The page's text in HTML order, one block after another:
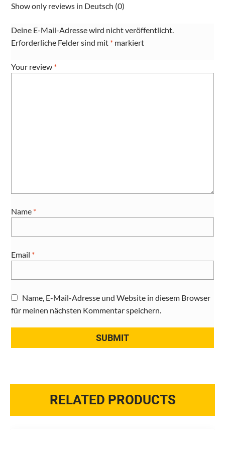
Show only reviews in Deutsch (0)
Deine E-Mail-Adresse wird nicht veröffentlicht.
Erforderliche Felder sind mit * markiert
Your review *
Name *
Email *
Name, E-Mail-Adresse und Website in diesem Browser
für meinen nächsten Kommentar speichern.
RELATED PRODUCTS